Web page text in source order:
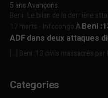
5 ans Avançons
Beni : Le bilan de la dernière
17 morts - InfocongoÀ Beni
ADF dans deux attaques
[…] Beni :13 civils massacrés par
Categories